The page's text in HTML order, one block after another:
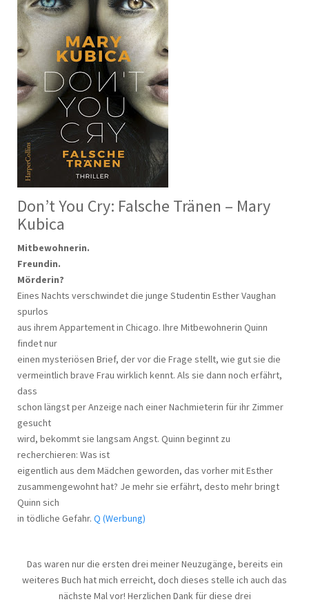
Don’t You Cry: Falsche Tränen – Mary
Kubica
Mitbewohnerin.
Freundin.
Mörderin?
Eines Nachts verschwindet die junge Studentin Esther Vaughan
spurlos
aus ihrem Appartement in Chicago. Ihre Mitbewohnerin Quinn
findet nur
einen mysteriösen Brief, der vor die Frage stellt, wie gut sie die
vermeintlich brave Frau wirklich kennt. Als sie dann noch erfährt,
dass
schon längst per Anzeige nach einer Nachmieterin für ihr Zimmer
gesucht
wird, bekommt sie langsam Angst. Quinn beginnt zu
recherchieren: Was ist
eigentlich aus dem Mädchen geworden, das vorher mit Esther
zusammengewohnt hat? Je mehr sie erfährt, desto mehr bringt
Quinn sich
in tödliche Gefahr. Q (Werbung)
Das waren nur die ersten drei meiner Neuzugänge, bereits ein
weiteres Buch hat mich erreicht, doch dieses stelle ich auch das
nächste Mal vor! Herzlichen Dank für diese drei